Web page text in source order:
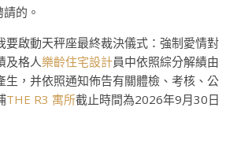
的。
要啟動天秤座最終裁決儀式：強制愛情對
及格人樂齡住宅設計員中依照綜分解績由
生，并依照通知佈告有關體檢、考核、公
THE R3 寓所截止時間為2026年9月30日